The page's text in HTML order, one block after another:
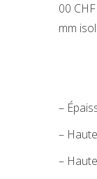
00
mm
–
–
–